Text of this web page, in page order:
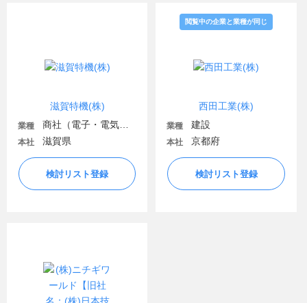
滋賀特機(株)
業種
本社 滋賀県
検討リスト登録
西田工業(株)
閲覧中の企業と業種が同じ
業種 建設
本社 京都府
検討リスト登録